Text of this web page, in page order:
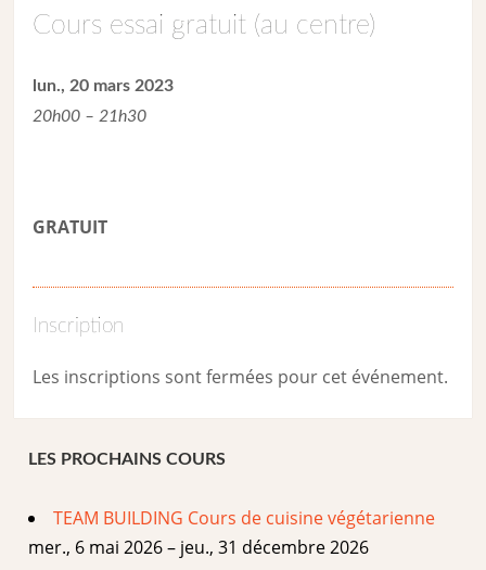
Cours essai gratuit (au centre)
lun., 20 mars 2023
20h00 – 21h30
GRATUIT
Inscription
Les inscriptions sont fermées pour cet événement.
LES PROCHAINS COURS
TEAM BUILDING Cours de cuisine végétarienne
mer., 6 mai 2026 – jeu., 31 décembre 2026